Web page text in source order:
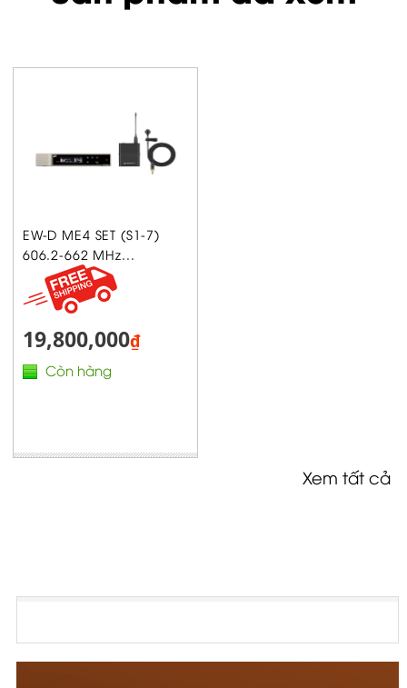
EW-D ME4 SET (S1-7)
606.2-662 MHz...
19,800,000₫
Còn hàng
Xem tất cả